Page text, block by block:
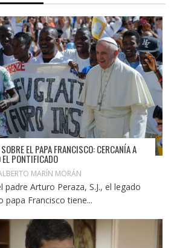
EL PAPA FRANCISCO: CERCANÍA A
PONTIFICADO
MARÍN MORÁN
padre Arturo Peraza, S.J., el legado
papa Francisco tiene...